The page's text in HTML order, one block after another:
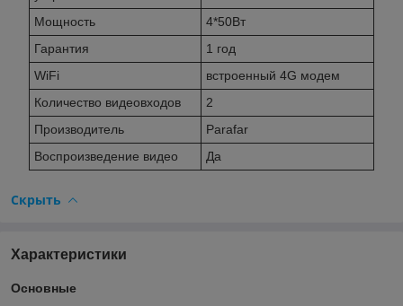
Мощность
4*50Вт
Гарантия
1 год
WiFi
встроенный 4G модем
Количество видеовходов
2
Производитель
Parafar
Воспроизведение видео
Да
Скрыть
Характеристики
Основные